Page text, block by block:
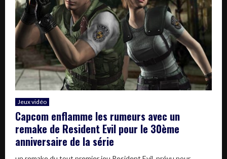
Jeux vidéo
Capcom enflamme les rumeurs avec un
remake de Resident Evil pour le 30ème
anniversaire de la série